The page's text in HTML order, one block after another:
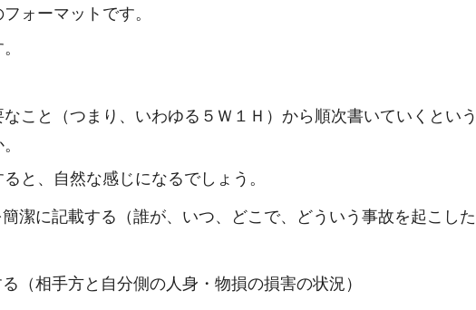
ォーマットです。
こと（つまり、いわゆる５Ｗ１Ｈ）から順次書いていくという
と、自然な感じになるでしょう。
潔に記載する（誰が、いつ、どこで、どういう事故を起こした
（相手方と自分側の人身・物損の損害の状況）